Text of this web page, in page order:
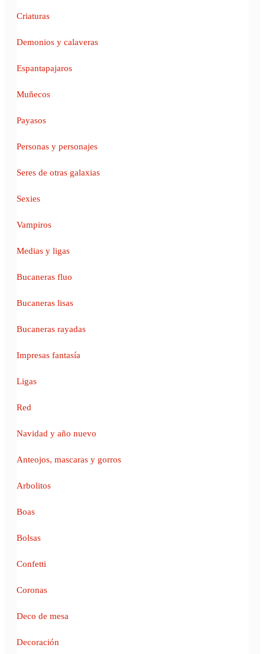
Criaturas
Demonios y calaveras
Espantapajaros
Muñecos
Payasos
Personas y personajes
Seres de otras galaxias
Sexies
Vampiros
Medias y ligas
Bucaneras fluo
Bucaneras lisas
Bucaneras rayadas
Impresas fantasía
Ligas
Red
Navidad y año nuevo
Anteojos, mascaras y gorros
Arbolitos
Boas
Bolsas
Confetti
Coronas
Deco de mesa
Decoración